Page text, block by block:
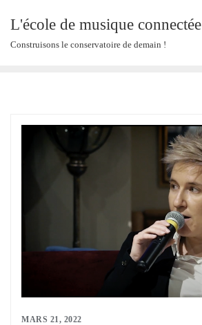
content
L'école de musique connectée
Construisons le conservatoire de demain !
MARS 21, 2022